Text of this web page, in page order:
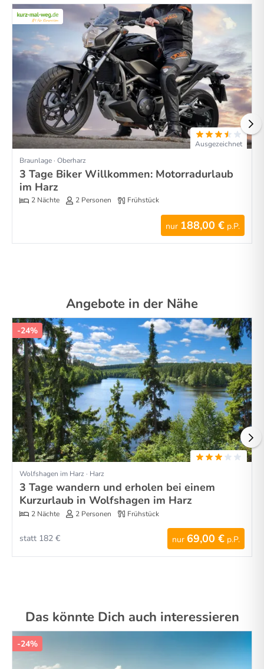
Ausgezeichnet
Braunlage · Oberharz
3 Tage Biker Willkommen: Motorradurlaub
im Harz
2 Nächte 2 Personen Frühstück
nur 188,00 € p.P.
Angebote in der Nähe
-24%
Wolfshagen im Harz · Harz
3 Tage wandern und erholen bei einem
Kurzurlaub in Wolfshagen im Harz
2 Nächte 2 Personen Frühstück
nur 69,00 € p.P.
statt 182 €
Das könnte Dich auch interessieren
-24%